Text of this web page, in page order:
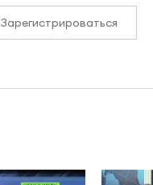
Зарегистрироваться